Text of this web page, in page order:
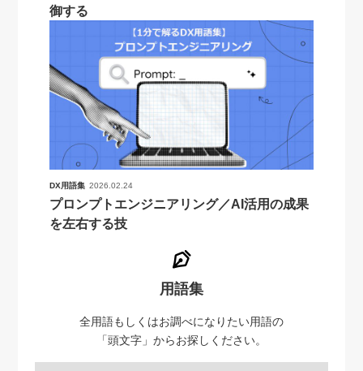
御する
DX用語集 2026.02.24
プロンプトエンジニアリング／AI活用の成果
を左右する技
用語集
全用語もしくはお調べになりたい用語の
「頭文字」からお探しください。